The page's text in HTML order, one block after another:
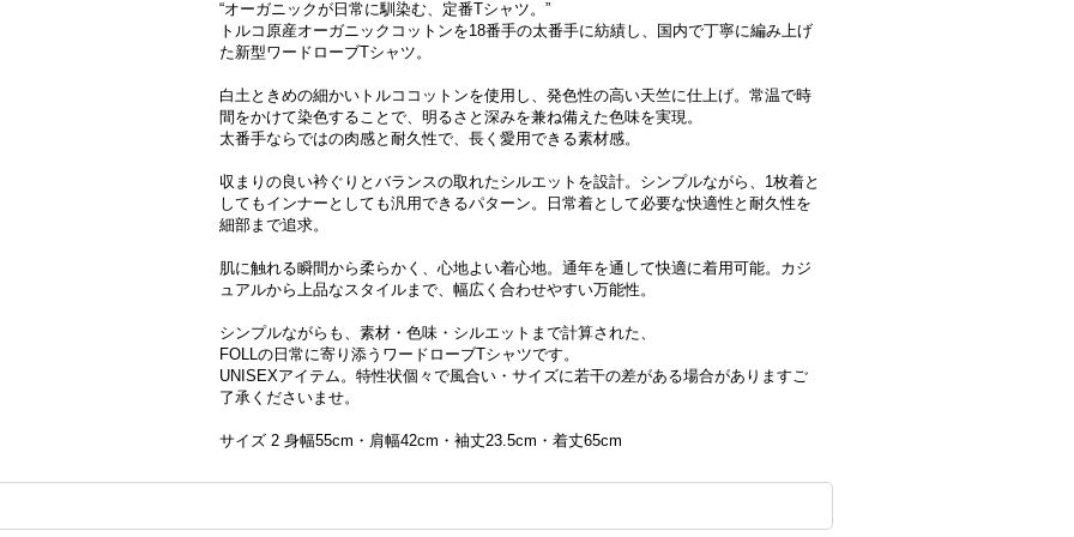
“オーガニックが日常に馴染む、定番Tシャツ。”
トルコ原産オーガニックコットンを18番手の太番手に紡績し、国内で丁寧に編み上げ
た新型ワードローブTシャツ。
白土ときめの細かいトルココットンを使用し、発色性の高い天竺に仕上げ。常温で時
間をかけて染色することで、明るさと深みを兼ね備えた色味を実現。
太番手ならではの肉感と耐久性で、長く愛用できる素材感。
収まりの良い衿ぐりとバランスの取れたシルエットを設計。シンプルながら、1枚着と
してもインナーとしても汎用できるパターン。日常着として必要な快適性と耐久性を
細部まで追求。
肌に触れる瞬間から柔らかく、心地よい着心地。通年を通して快適に着用可能。カジ
ュアルから上品なスタイルまで、幅広く合わせやすい万能性。
シンプルながらも、素材・色味・シルエットまで計算された、
FOLLの日常に寄り添うワードローブTシャツです。
UNISEXアイテム。特性状個々で風合い・サイズに若干の差がある場合がありますご
了承くださいませ。
サイズ 2 身幅55cm・肩幅42cm・袖丈23.5cm・着丈65cm